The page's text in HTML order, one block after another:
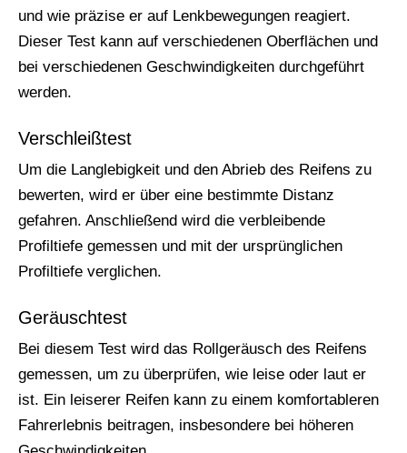
und wie präzise er auf Lenkbewegungen reagiert.
Dieser Test kann auf verschiedenen Oberflächen und
bei verschiedenen Geschwindigkeiten durchgeführt
werden.
Verschleißtest
Um die Langlebigkeit und den Abrieb des Reifens zu
bewerten, wird er über eine bestimmte Distanz
gefahren. Anschließend wird die verbleibende
Profiltiefe gemessen und mit der ursprünglichen
Profiltiefe verglichen.
Geräuschtest
Bei diesem Test wird das Rollgeräusch des Reifens
gemessen, um zu überprüfen, wie leise oder laut er
ist. Ein leiserer Reifen kann zu einem komfortableren
Fahrerlebnis beitragen, insbesondere bei höheren